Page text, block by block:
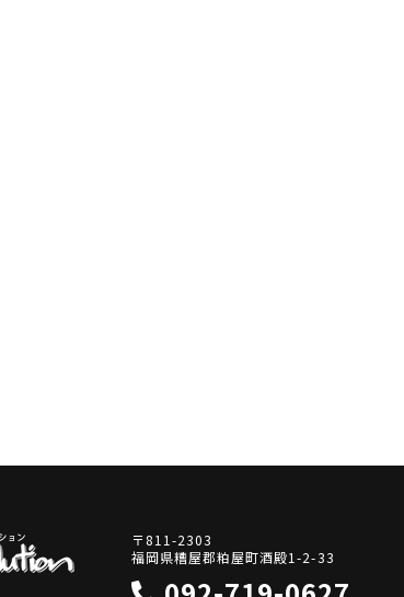
〒811-2303
福岡県糟屋郡粕屋町酒殿1-2-33